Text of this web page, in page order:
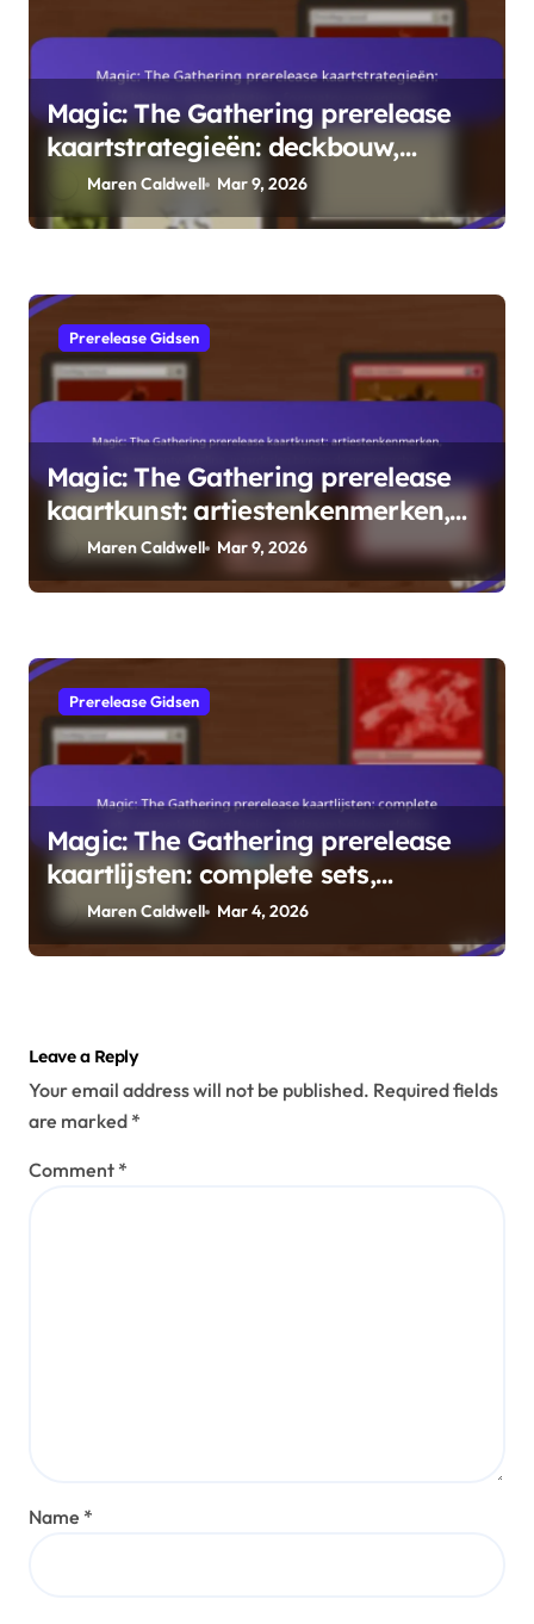
Magic: The Gathering prerelease
kaartstrategieën: deckbouw,
gameplaytips,
formatoverwegingen
Maren Caldwell Mar 9, 2026
Prerelease Gidsen
Magic: The Gathering prerelease
kaartkunst: artiestenkenmerken,
ontwerpontwikkeling, waardering
binnen de gemeenschap
Maren Caldwell Mar 9, 2026
Prerelease Gidsen
Magic: The Gathering prerelease
kaartlijsten: complete sets,
opmerkelijke inclusies,
zeldzaamheidsverdeling
Maren Caldwell Mar 4, 2026
Leave a Reply
Your email address will not be published. Required fields
are marked *
Comment *
Name *